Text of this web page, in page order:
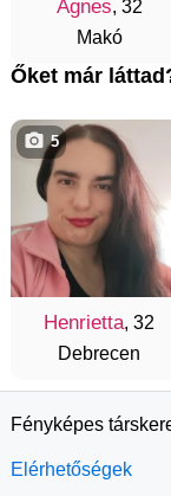
Agnes, 32
Makó
Őket már
Henrietta, 32
Debrecen
5
Fényképes
Elérhetőségek